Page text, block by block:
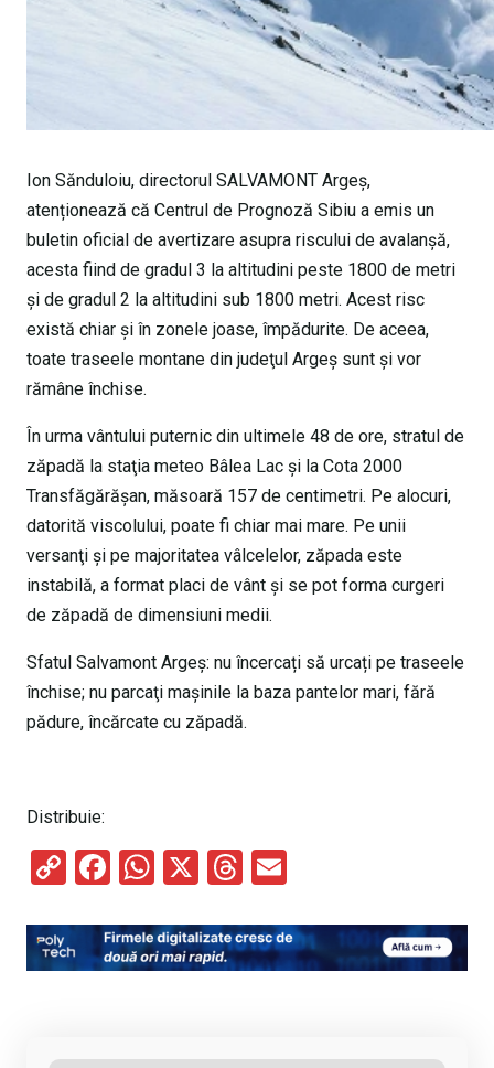
Ion Sănduloiu, directorul SALVAMONT Argeș,
atenționează că Centrul de Prognoză Sibiu a emis un
buletin oficial de avertizare asupra riscului de avalanşă,
acesta fiind de gradul 3 la altitudini peste 1800 de metri
și de gradul 2 la altitudini sub 1800 metri. Acest risc
există chiar şi în zonele joase, împădurite. De aceea,
toate traseele montane din judeţul Argeş sunt și vor
rămâne închise.
În urma vântului puternic din ultimele 48 de ore, stratul de
zăpadă la staţia meteo Bâlea Lac şi la Cota 2000
Transfăgărăşan, măsoară 157 de centimetri. Pe alocuri,
datorită viscolului, poate fi chiar mai mare. Pe unii
versanţi şi pe majoritatea vâlcelelor, zăpada este
instabilă, a format placi de vânt și se pot forma curgeri
de zăpadă de dimensiuni medii.
Sfatul Salvamont Argeş: nu încercați să urcați pe traseele
închise; nu parcaţi maşinile la baza pantelor mari, fără
pădure, încărcate cu zăpadă.
Distribuie:
C
py
Li
F
ce
b
W
at
s
X
T
e
a
ail